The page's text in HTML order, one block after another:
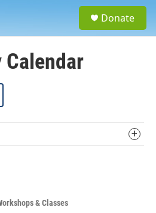
Donate
& Classes